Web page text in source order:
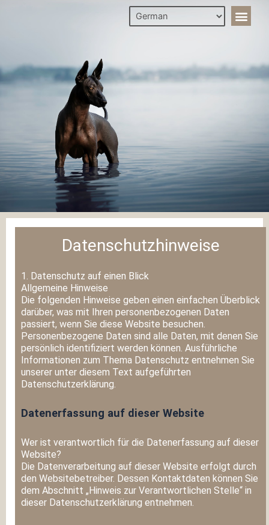
Datenschutzhinweise
1. Datenschutz auf einen Blick
Allgemeine Hinweise
Die folgenden Hinweise geben einen einfachen Überblick
darüber, was mit Ihren personenbezogenen Daten
passiert, wenn Sie diese Website besuchen.
Personenbezogene Daten sind alle Daten, mit denen Sie
persönlich identifiziert werden können. Ausführliche
Informationen zum Thema Datenschutz entnehmen Sie
unserer unter diesem Text aufgeführten
Datenschutzerklärung.
Datenerfassung auf dieser Website
Wer ist verantwortlich für die Datenerfassung auf dieser
Website?
Die Datenverarbeitung auf dieser Website erfolgt durch
den Websitebetreiber. Dessen Kontaktdaten können Sie
dem Abschnitt „Hinweis zur Verantwortlichen Stelle“ in
dieser Datenschutzerklärung entnehmen.